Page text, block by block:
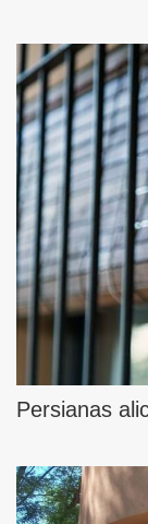
Persianas